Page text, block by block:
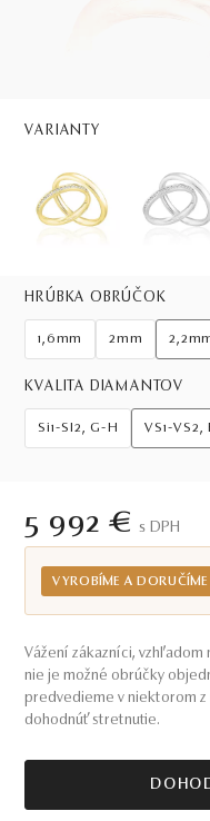
VARIANTY
HRÚBKA OBRÚČOK
1,6mm 2mm
KVALITA DIAMANTOV
Si1-SI2, G-H VS1-VS2,
5 992 € S DPH
VYROBÍME A
Vážení zákazníci,
nie je možné obrúčky
predvedieme v niektorom z
dohodnúť stretnutie.